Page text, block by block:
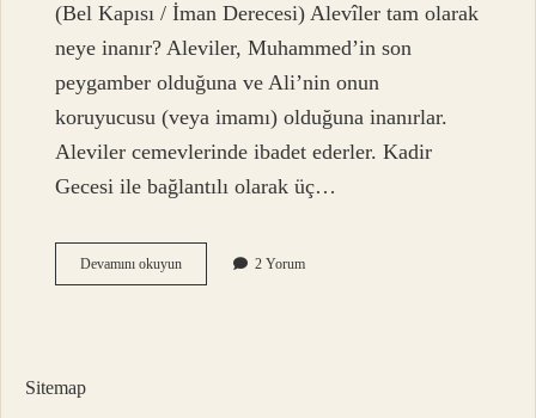
(Bel Kapısı / İman Derecesi) Alevîler tam olarak
neye inanır? Aleviler, Muhammed’in son
peygamber olduğuna ve Ali’nin onun
koruyucusu (veya imamı) olduğuna inanırlar.
Aleviler cemevlerinde ibadet ederler. Kadir
Gecesi ile bağlantılı olarak üç…
Devamını okuyunAlevîler
Dua
2 Yorum
Sitemap